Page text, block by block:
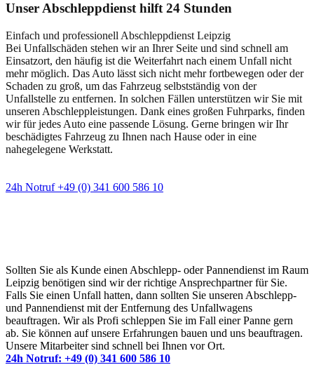
Unser Abschleppdienst hilft 24 Stunden
Einfach und professionell Abschleppdienst Leipzig
Bei Unfallschäden stehen wir an Ihrer Seite und sind schnell am
Einsatzort, den häufig ist die Weiterfahrt nach einem Unfall nicht
mehr möglich. Das Auto lässt sich nicht mehr fortbewegen oder der
Schaden zu groß, um das Fahrzeug selbstständig von der
Unfallstelle zu entfernen. In solchen Fällen unterstützen wir Sie mit
unseren Abschleppleistungen. Dank eines großen Fuhrparks, finden
wir für jedes Auto eine passende Lösung. Gerne bringen wir Ihr
beschädigtes Fahrzeug zu Ihnen nach Hause oder in eine
nahegelegene Werkstatt.
24h Notruf +49 (0) 341 600 586 10
Sollten Sie als Kunde einen Abschlepp- oder Pannendienst im Raum
Leipzig benötigen sind wir der richtige Ansprechpartner für Sie.
Falls Sie einen Unfall hatten, dann sollten Sie unseren Abschlepp-
und Pannendienst mit der Entfernung des Unfallwagens
beauftragen. Wir als Profi schleppen Sie im Fall einer Panne gern
ab. Sie können auf unsere Erfahrungen bauen und uns beauftragen.
Unsere Mitarbeiter sind schnell bei Ihnen vor Ort.
24h Notruf: +49 (0) 341 600 586 10